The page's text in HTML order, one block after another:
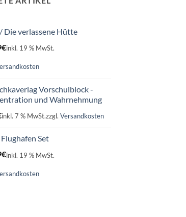
Die verlassene Hütte
€inkl. 19 % MwSt.
Vorschulblock -
und Wahrnehmung
inkl. 7 % MwSt.zzgl. Versandkosten
Set
€inkl. 19 % MwSt.